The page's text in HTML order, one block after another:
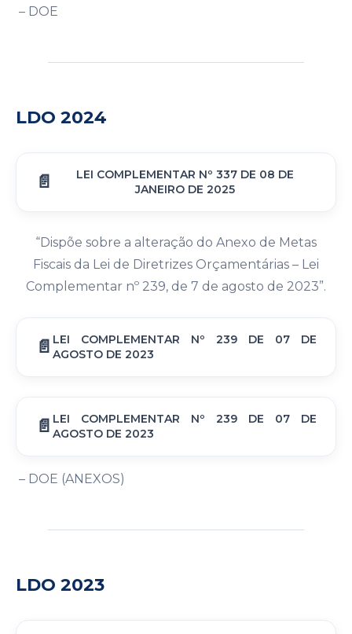
– DOE
LDO 2024
LEI COMPLEMENTAR Nº 337 DE 08 DE
JANEIRO DE 2025
“Dispõe sobre a alteração do Anexo de Metas
Fiscais da Lei de Diretrizes Orçamentárias – Lei
Complementar nº 239, de 7 de agosto de 2023”.
LEI COMPLEMENTAR Nº 239 DE 07 DE
AGOSTO DE 2023
LEI COMPLEMENTAR Nº 239 DE 07 DE
AGOSTO DE 2023
– DOE (ANEXOS)
LDO 2023